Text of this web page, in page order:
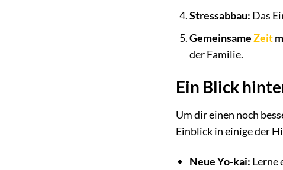
Stressabbau: Das
GemeinsameZeit
der Familie.
Ein Blick
Um dir einen noch
Einblick in einige der
Neue Yo-kai: Lerne